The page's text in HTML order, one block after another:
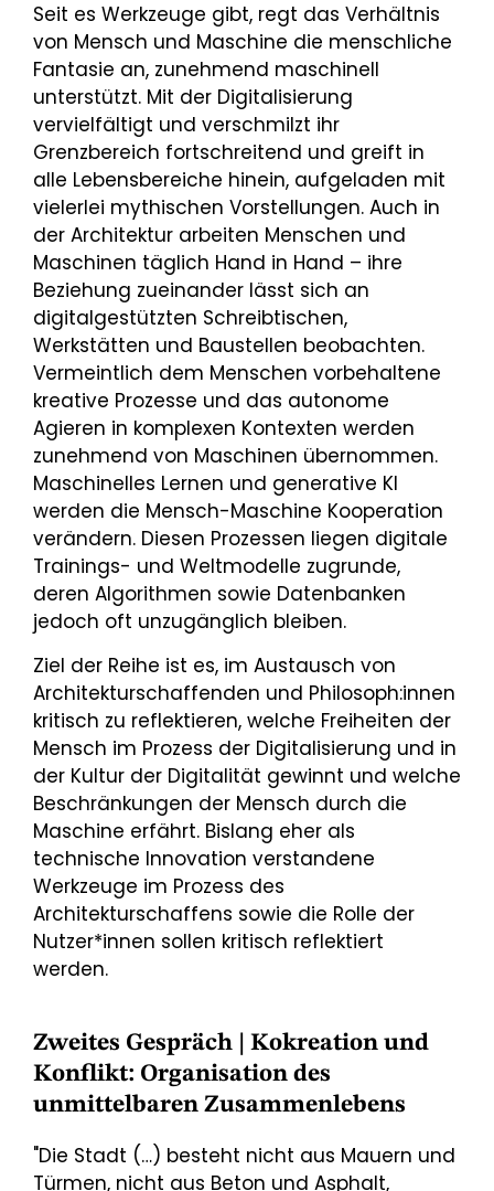
Seit es Werkzeuge gibt, regt das Verhältnis
von Mensch und Maschine die menschliche
Fantasie an, zunehmend maschinell
unterstützt. Mit der Digitalisierung
vervielfältigt und verschmilzt ihr
Grenzbereich fortschreitend und greift in
alle Lebensbereiche hinein, aufgeladen mit
vielerlei mythischen Vorstellungen. Auch in
der Architektur arbeiten Menschen und
Maschinen täglich Hand in Hand – ihre
Beziehung zueinander lässt sich an
digitalgestützten Schreibtischen,
Werkstätten und Baustellen beobachten.
Vermeintlich dem Menschen vorbehaltene
kreative Prozesse und das autonome
Agieren in komplexen Kontexten werden
zunehmend von Maschinen übernommen.
Maschinelles Lernen und generative KI
werden die Mensch-Maschine Kooperation
verändern. Diesen Prozessen liegen digitale
Trainings- und Weltmodelle zugrunde,
deren Algorithmen sowie Datenbanken
jedoch oft unzugänglich bleiben.
Ziel der Reihe ist es, im Austausch von
Architekturschaffenden und Philosoph:innen
kritisch zu reflektieren, welche Freiheiten der
Mensch im Prozess der Digitalisierung und in
der Kultur der Digitalität gewinnt und welche
Beschränkungen der Mensch durch die
Maschine erfährt. Bislang eher als
technische Innovation verstandene
Werkzeuge im Prozess des
Architekturschaffens sowie die Rolle der
Nutzer*innen sollen kritisch reflektiert
werden.
Zweites Gespräch | Kokreation und
Konflikt: Organisation des
unmittelbaren Zusammenlebens
"Die Stadt (…) besteht nicht aus Mauern und
Türmen, nicht aus Beton und Asphalt,